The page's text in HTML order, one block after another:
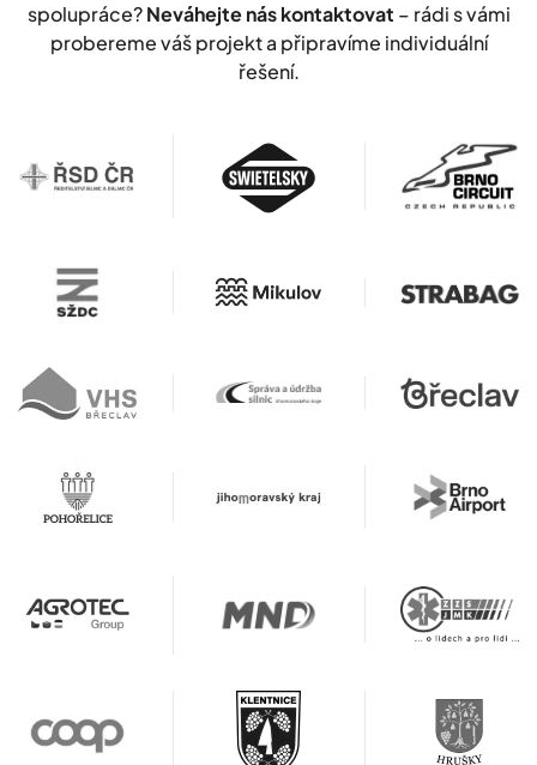
spolupráce?Neváhejte nás kontaktovat – rádi s vámi
probereme váš projekt a připravíme individuální
řešení.